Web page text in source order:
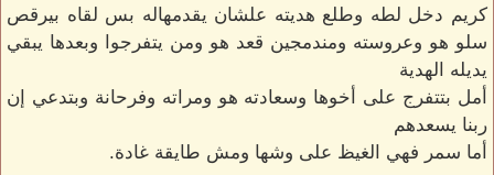
كريم دخل لطه وطلع هديته علشان يقدمهاله بس لقاه بيرقص
سلو هو وعروسته ومندمجين قعد هو ومن يتفرجوا وبعدها يبقي
يديله الهدية
أمل بتتفرج على أخوها وسعادته هو ومراته وفرحانة وبتدعي إن
ربنا يسعدهم
أما سمر فهي الغيظ على وشها ومش طايقة غادة.